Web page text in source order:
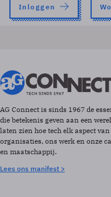
Inloggen
AG Connect is sinds 1967 de
die betekenis geven aan een
laten zien hoe tech elk aspect
organisaties, ons werk en onze
en maatschappij.
Lees ons manifest >